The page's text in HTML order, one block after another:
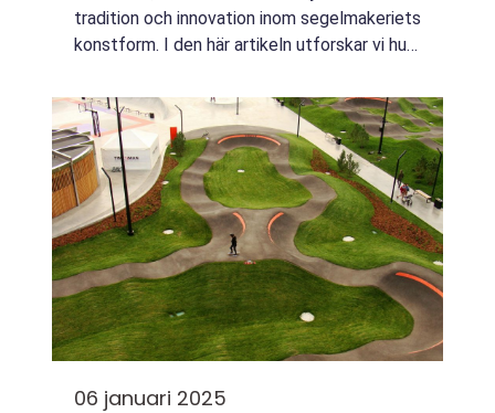
tradition och innovation inom segelmakeriets
konstform. I den här artikeln utforskar vi hur
hantverkstr...
06 januari 2025